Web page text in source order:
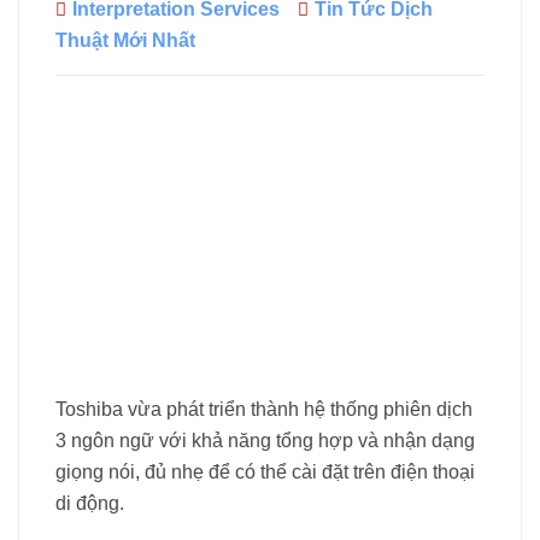
Interpretation Services
Tin Tức Dịch
Thuật Mới Nhất
Toshiba vừa phát triển thành hệ thống phiên dịch
3 ngôn ngữ với khả năng tổng hợp và nhận dạng
giọng nói, đủ nhẹ để có thể cài đặt trên điện thoại
di động.